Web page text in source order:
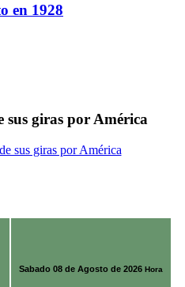
en 1928
sus giras por América
Sabado 08 de Agosto de 2026 Hora